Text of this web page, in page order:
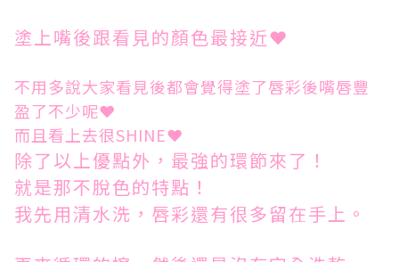
塗上嘴後跟看見的顏色最接近❤
不用多說大家看見後都會覺得塗了唇彩後嘴唇豐
盈了不少呢❤
而且看上去很SHINE❤
除了以上優點外，最強的環節來了！
就是那不脫色的特點！
我先用清水洗，唇彩還有很多留在手上。